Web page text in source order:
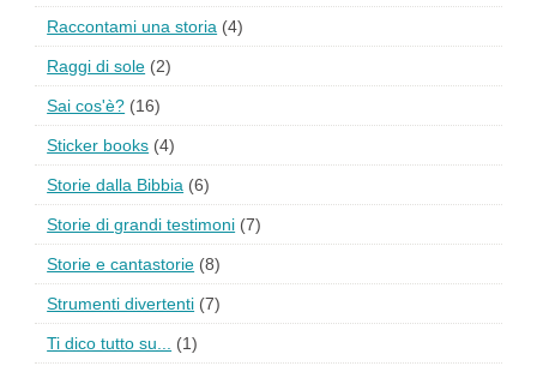
Raccontami una storia (4)
Raggi di sole (2)
Sai cos'è? (16)
Sticker books (4)
Storie dalla Bibbia (6)
Storie di grandi testimoni (7)
Storie e cantastorie (8)
Strumenti divertenti (7)
Ti dico tutto su... (1)